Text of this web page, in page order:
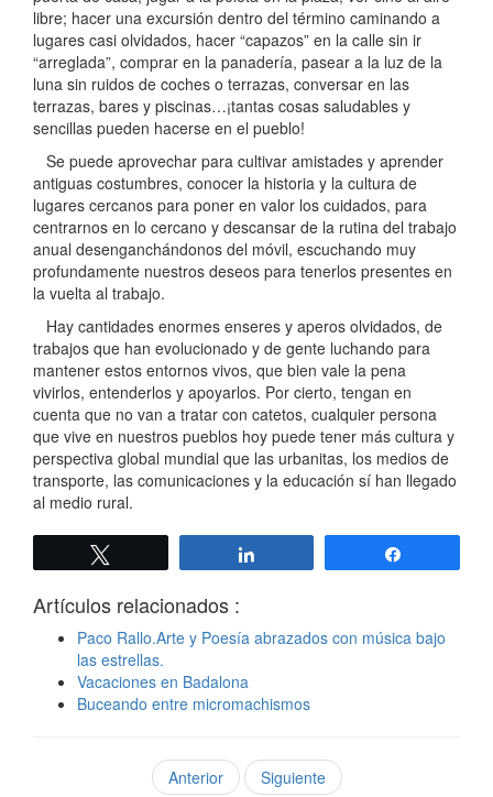
libre; hacer una excursión dentro del término caminando a
lugares casi olvidados, hacer “capazos” en la calle sin ir
“arreglada”, comprar en la panadería, pasear a la luz de la
luna sin ruidos de coches o terrazas, conversar en las
terrazas, bares y piscinas…¡tantas cosas saludables y
sencillas pueden hacerse en el pueblo!
Se puede aprovechar para cultivar amistades y aprender
antiguas costumbres, conocer la historia y la cultura de
lugares cercanos para poner en valor los cuidados, para
centrarnos en lo cercano y descansar de la rutina del trabajo
anual desenganchándonos del móvil, escuchando muy
profundamente nuestros deseos para tenerlos presentes en
la vuelta al trabajo.
Hay cantidades enormes enseres y aperos olvidados, de
trabajos que han evolucionado y de gente luchando para
mantener estos entornos vivos, que bien vale la pena
vivirlos, entenderlos y apoyarlos. Por cierto, tengan en
cuenta que no van a tratar con catetos, cualquier persona
que vive en nuestros pueblos hoy puede tener más cultura y
perspectiva global mundial que las urbanitas, los medios de
transporte, las comunicaciones y la educación sí han llegado
al medio rural.
Artículos relacionados :
Paco Rallo.Arte y Poesía abrazados con música bajo
las estrellas.
Vacaciones en Badalona
Buceando entre micromachismos
Anterior Siguiente